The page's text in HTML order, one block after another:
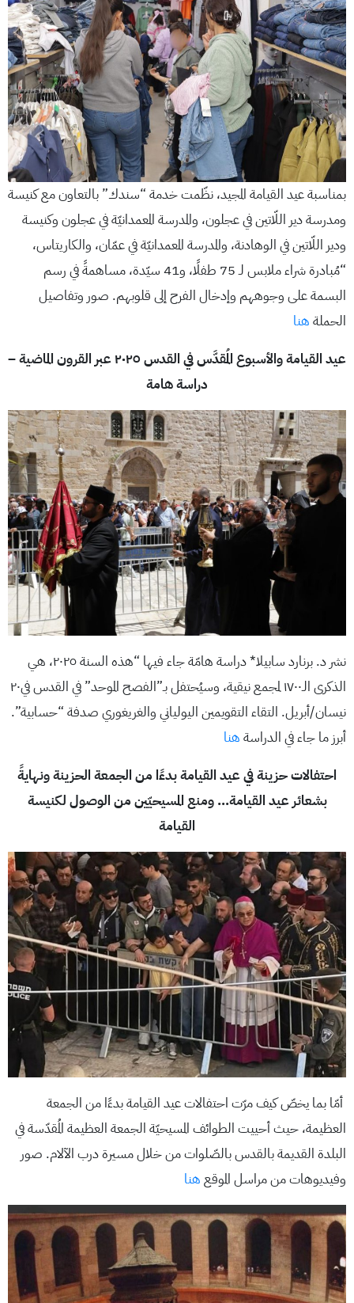
بمناسبة عيد القيامة المجيد، نظّمت خدمة “سندك” بالتعاون مع كنيسة
ومدرسة دير اللّاتين في عجلون، والمدرسة المعمدانيّة في عجلون وكنيسة
ودير اللّاتين في الوهادنة، والمدرسة المعمدانيّة في عمّان، والكاريتاس،
“مُبادرة شراء ملابس لـ 75 طفلًا، و41 سيّدة، مساهمةً في رسم
البسمة على وجوههم وإدخال الفرح إلى قلوبهم. صور وتفاصيل
الحملة هنا
عيد القيامة والأسبوع المُقدَّس في القدس ٢٠٢٥ عبر القرون الماضية –
دراسة هامة
نشر د. برنارد سابيلا* دراسة هامّة جاء فيها “هذه السنة ٢٠٢٥، هي
الذكرى الـ١٧٠٠ لمجمع نيقية، وسيُحتفل بـ”الفصح الموحد” في القدس في٢٠
نيسان/أبريل. التقاء التقويمين اليولياني والغريغوري صدفة “حسابية”.
أبرز ما جاء في الدراسة هنا
احتفالات حزينة في عيد القيامة بدءًا من الجمعة الحزينة ونهايةً
بشعائر عيد القيامة… ومنع المسيحيّين من الوصول لكنيسة
القيامة
أمّا بما يخصّ كيف مرّت احتفالات عيد القيامة بدءًا من الجمعة
العظيمة، حيث أحييت الطوائف المسيحيّة الجمعة العظيمة المُقدّسة في
البلدة القديمة بالقدس بالصّلوات من خلال مسيرة درب الآلام. صور
وفيديوهات من مراسل الموقع هنا